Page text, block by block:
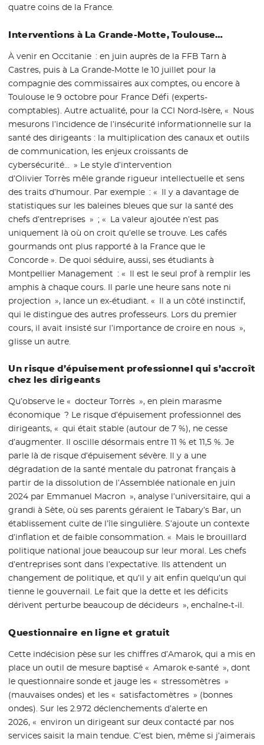
quatre coins de la France.
Interventions à La Grande-Motte, Toulouse…
À venir en Occitanie : en juin auprès de la FFB Tarn à
Castres, puis à La Grande-Motte le 10 juillet pour la
compagnie des commissaires aux comptes, ou encore à
Toulouse le 9 octobre pour France Défi (experts-
comptables). Autre actualité, pour la CCI Nord-Isère, « Nous
mesurons l’incidence de l’insécurité informationnelle sur la
santé des dirigeants : la multiplication des canaux et outils
de communication, les enjeux croissants de
cybersécurité… » Le style d’intervention
d’Olivier Torrès mêle grande rigueur intellectuelle et sens
des traits d’humour. Par exemple : « Il y a davantage de
statistiques sur les baleines bleues que sur la santé des
chefs d’entreprises » ; « La valeur ajoutée n’est pas
uniquement là où on croit qu’elle se trouve. Les cafés
gourmands ont plus rapporté à la France que le
Concorde ». De quoi séduire, aussi, ses étudiants à
Montpellier Management : « Il est le seul prof à remplir les
amphis à chaque cours. Il parle une heure sans note ni
projection », lance un ex-étudiant. « Il a un côté instinctif,
qui le distingue des autres professeurs. Lors du premier
cours, il avait insisté sur l’importance de croire en nous »,
glisse un autre.
Un risque d’épuisement professionnel qui s’accroît
chez les dirigeants
Qu’observe le « docteur Torrès », en plein marasme
économique ? Le risque d’épuisement professionnel des
dirigeants, « qui était stable (autour de 7 %), ne cesse
d’augmenter. Il oscille désormais entre 11 % et 11,5 %. Je
parle là de risque d’épuisement sévère. Il y a une
dégradation de la santé mentale du patronat français à
partir de la dissolution de l’Assemblée nationale en juin
2024 par Emmanuel Macron », analyse l’universitaire, qui a
grandi à Sète, où ses parents géraient le Tabary’s Bar, un
établissement culte de l’île singulière. S’ajoute un contexte
d’inflation et de faible consommation. « Mais le brouillard
politique national joue beaucoup sur leur moral. Les chefs
d’entreprises sont dans l’expectative. Ils attendent un
changement de politique, et qu’il y ait enfin quelqu’un qui
tienne le gouvernail. Le fait que la dette et les déficits
dérivent perturbe beaucoup de décideurs », enchaîne-t-il.
Questionnaire en ligne et gratuit
Cette indécision pèse sur les chiffres d’Amarok, qui a mis en
place un outil de mesure baptisé « Amarok e-santé », dont
le questionnaire sonde et jauge les « stressomètres »
(mauvaises ondes) et les « satisfactomètres » (bonnes
ondes). Sur les 2.972 déclenchements d’alerte en
2026, « environ un dirigeant sur deux contacté par nos
services saisit la main tendue. C’est bien, même si j’aimerais